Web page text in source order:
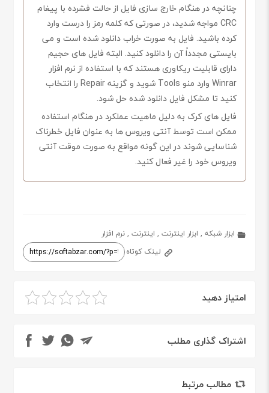
چنانچه در هنگام خارج سازی فایل از حالت فشرده با پیغام
CRC مواجه شدید، در صورتی که کلمه رمز را درست وارد
کرده باشید. فایل به صورت خراب دانلود شده است و می
بایستی مجدداً آن را دانلود کنید. البته فایل های حجیم
دارای قابلیت ریکاوری هستند که با استفاده از نرم افزار
Winrar وارد منو Tools شوید و گزینه Repair را انتخاب
کنید تا مشکل فایل دانلود شده حل شود.
فایل های کرک به دلیل ماهیت عملکرد در هنگام استفاده
ممکن است توسط آنتی ویروس ها به عنوان فایل خطرناک
شناسایی شوند در این گونه مواقع به صورت موقت آنتی
ویروس خود را غیر فعال کنید.
ابزار شبکه , ابزار اینترنت , اینترنت ,نرم افزار
لینک کوتاه
امتیاز دهید
اشتراک گذاری مطلب
مطالب مرتبط